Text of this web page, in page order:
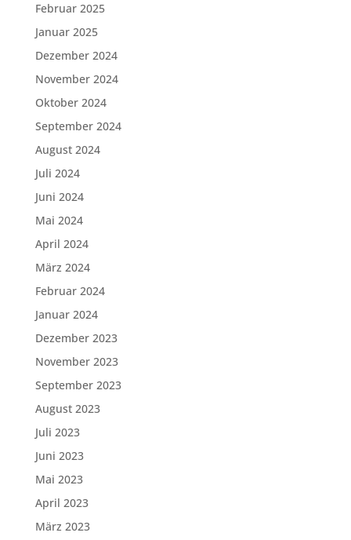
Februar 2025
Januar 2025
Dezember 2024
November 2024
Oktober 2024
September 2024
August 2024
Juli 2024
Juni 2024
Mai 2024
April 2024
März 2024
Februar 2024
Januar 2024
Dezember 2023
November 2023
September 2023
August 2023
Juli 2023
Juni 2023
Mai 2023
April 2023
März 2023